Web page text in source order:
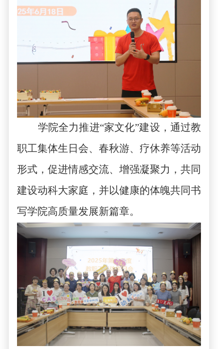
学院全力推进“家文化”建设 ， 通过教
职工集体生日会、春秋游、疗休养等活动
形式， 促进情感交流、增强凝聚力 ，共同
建设动科大家庭，并以健康的体魄共同书
写学院高质量发展新篇章。